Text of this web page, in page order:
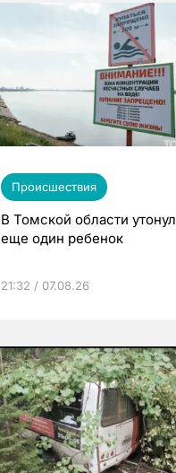
Происшествия
В Томской области утонул
еще один ребенок
21:32 / 07.08.26